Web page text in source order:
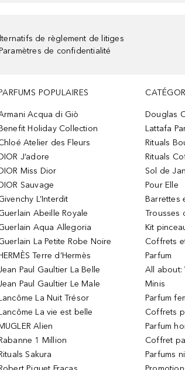
de règlement de litiges
Paramètres de confidentialité
POPULAIRES
Acqua di Giò
Holiday Collection
Atelier des Fleurs
J’adore
Miss Dior
Sauvage
L’Interdit
Abeille Royale
Aqua Allegoria
La Petite Robe Noire
Terre d’Hermès
Paul Gaultier La Belle
Paul Gaultier Le Male
La Nuit Trésor
La vie est belle
Alien
1 Million
Sakura
Douglas
Lattafa
Rituals
Rituals
Sol de
Pour Elle
Barrettes
Trousses
Kit
Coffrets
Parfum
All about:
Minis
Parfum
Coffrets
Parfum
Coffret
Parfums